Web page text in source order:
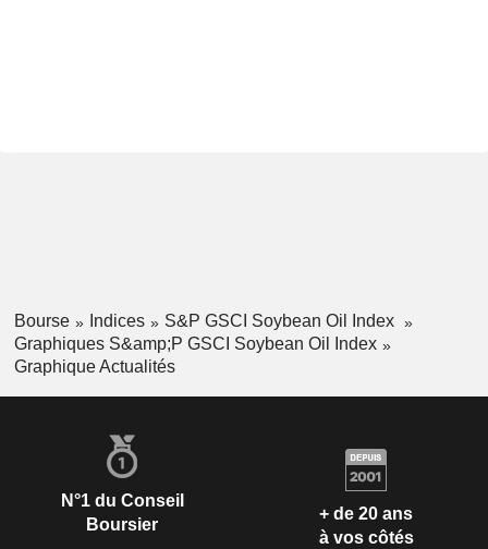
Bourse Indices
S&P GSCI Soybean Oil Index
Graphiques S&amp;P GSCI Soybean Oil Index
Graphique Actualités
N°1 du Conseil
Boursier
+ de 20 ans
à vos côtés